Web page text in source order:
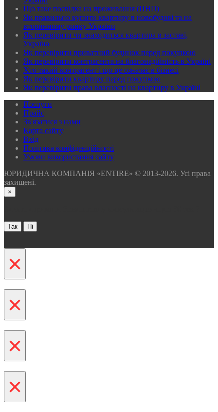
Що таке посвідка на проживання (ПНП)
Як правильно купити квартиру в новобудові та на
вторинному ринку України
Як перевірити чи знаходиться квартира в заставі,
Україна
Як перевірити приватний будинок перед покупкою
Як перевірити контрагента на благонадійність в Україні
Хто такий контрагент і що це означає в бізнесі
Як перевірити квартиру перед покупкою
Як перевірити права власності на квартиру в Україні
Послуги
Прайс
Зв'язатися з нами
Карта сайту
Вхід
Політика конфіденційності
Умови використання сайту
ЮРИДИЧНА КОМПАНІЯ «ENTIRE» © 2013-2026. Усі права
захищені.
×
Так Ні
×
×
×
×